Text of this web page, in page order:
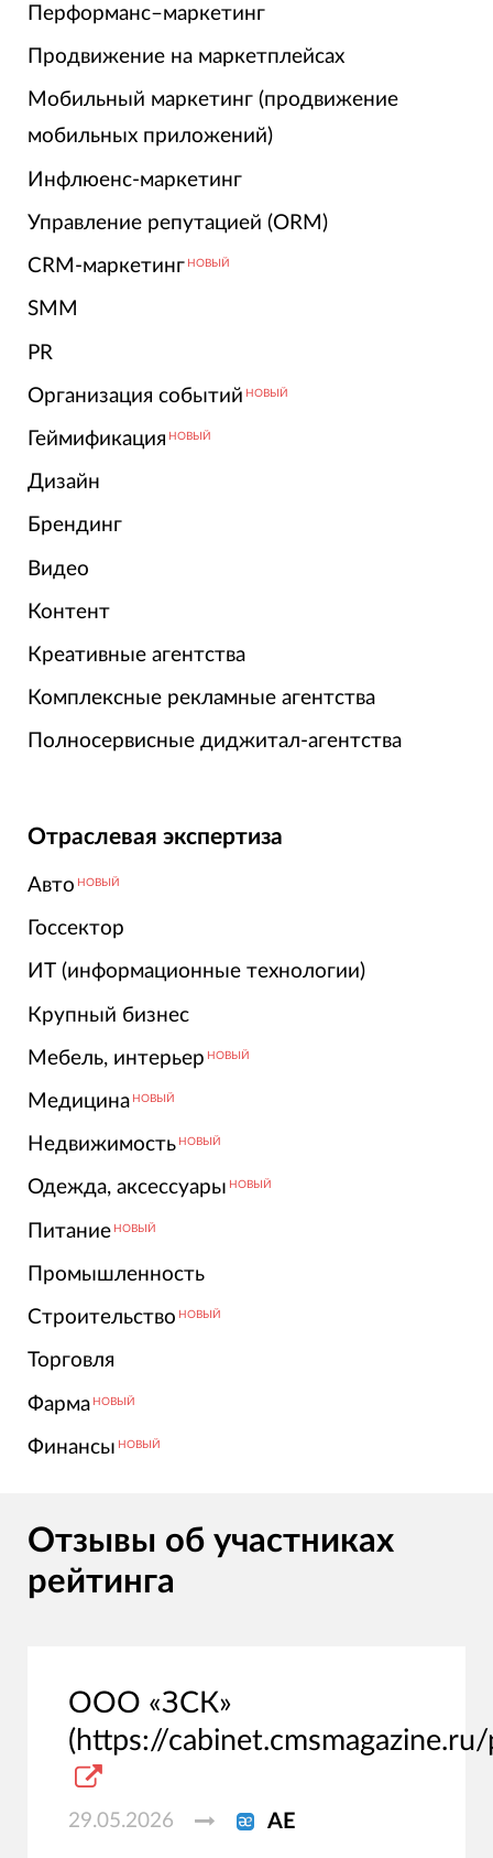
Перформанс–маркетинг
Продвижение на маркетплейсах
Мобильный маркетинг (продвижение
мобильных приложений)
Инфлюенс-маркетинг
Управление репутацией (ORM)
CRM-маркетинг НОВЫЙ
SMM
PR
Организация событий НОВЫЙ
Геймификация НОВЫЙ
Дизайн
Брендинг
Видео
Контент
Креативные агентства
Комплексные рекламные агентства
Полносервисные диджитал-агентства
Отраслевая экспертиза
Авто НОВЫЙ
Госсектор
ИТ (информационные технологии)
Крупный бизнес
Мебель, интерьер НОВЫЙ
Медицина НОВЫЙ
Недвижимость НОВЫЙ
Одежда, аксессуары НОВЫЙ
Питание НОВЫЙ
Промышленность
Строительство НОВЫЙ
Торговля
Фарма НОВЫЙ
Финансы НОВЫЙ
Отзывы об участниках
рейтинга
ООО «ЗСК»
(https://
29.05.2026 АЕ